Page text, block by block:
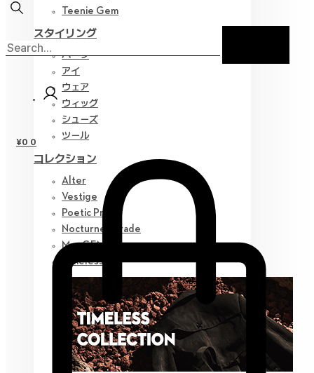
Teenie Gem
スタイリング
パーツ
アイ
ウェア
ウィッグ
シューズ
ツール
コレクション
Alter
Vestige
Poetic Prose
Nocturne Parade
Myz GEM
Timeless
¥0 0